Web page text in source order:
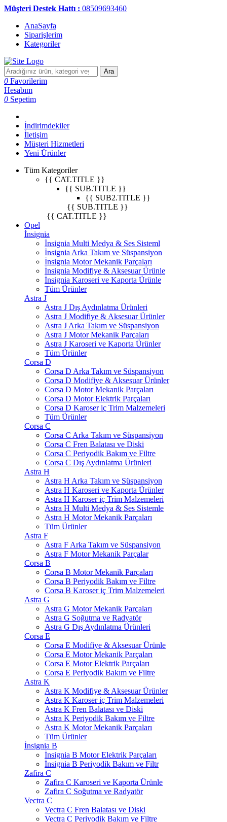
Müşteri Destek Hattı : 08509693460
AnaSayfa
Siparişlerim
Kategoriler
Ara
0 Favorilerim
Hesabım
0 Sepetim
İndirimdekiler
İletişim
Müşteri Hizmetleri
Yeni Ürünler
Tüm Kategoriler
{{ CAT.TITLE }}
{{ SUB.TITLE }}
{{ SUB2.TITLE }}
{{ SUB.TITLE }}
{{ CAT.TITLE }}
Opel
İnsignia
İnsignia Multi Medya & Ses Sisteml
İnsignia Arka Takım ve Süspansiyon
İnsignia Motor Mekanik Parçaları
İnsignia Modifiye & Aksesuar Ürünle
İnsignia Karoseri ve Kaporta Ürünle
Tüm Ürünler
Astra J
Astra J Dış Aydınlatma Ürünleri
Astra J Modifiye & Aksesuar Ürünler
Astra J Arka Takım ve Süspansiyon
Astra J Motor Mekanik Parçaları
Astra J Karoseri ve Kaporta Ürünler
Tüm Ürünler
Corsa D
Corsa D Arka Takım ve Süspansiyon
Corsa D Modifiye & Aksesuar Ürünler
Corsa D Motor Mekanik Parçaları
Corsa D Motor Elektrik Parçaları
Corsa D Karoser iç Trim Malzemeleri
Tüm Ürünler
Corsa C
Corsa C Arka Takım ve Süspansiyon
Corsa C Fren Balatası ve Diski
Corsa C Periyodik Bakım ve Filtre
Corsa C Dış Aydınlatma Ürünleri
Astra H
Astra H Arka Takım ve Süspansiyon
Astra H Karoseri ve Kaporta Ürünler
Astra H Karoser iç Trim Malzemeleri
Astra H Multi Medya & Ses Sistemle
Astra H Motor Mekanik Parçaları
Tüm Ürünler
Astra F
Astra F Arka Takım ve Süspansiyon
Astra F Motor Mekanik Parçalar
Corsa B
Corsa B Motor Mekanik Parçaları
Corsa B Periyodik Bakım ve Filtre
Corsa B Karoser iç Trim Malzemeleri
Astra G
Astra G Motor Mekanik Parçaları
Astra G Soğutma ve Radyatör
Astra G Dış Aydınlatma Ürünleri
Corsa E
Corsa E Modifiye & Aksesuar Ürünle
Corsa E Motor Mekanik Parçaları
Corsa E Motor Elektrik Parçaları
Corsa E Periyodik Bakım ve Filtre
Astra K
Astra K Modifiye & Aksesuar Ürünler
Astra K Karoser iç Trim Malzemeleri
Astra K Fren Balatası ve Diski
Astra K Periyodik Bakım ve Filtre
Astra K Motor Mekanik Parçaları
Tüm Ürünler
İnsignia B
İnsignia B Motor Elektrik Parçaları
İnsignia B Periyodik Bakım ve Filtr
Zafira C
Zafira C Karoseri ve Kaporta Ürünle
Zafira C Soğutma ve Radyatör
Vectra C
Vectra C Fren Balatası ve Diski
Vectra C Periyodik Bakım ve Filtre